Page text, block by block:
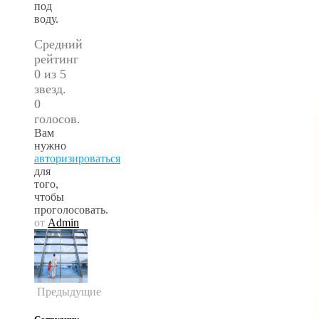
под
воду.
Средний
рейтинг
0 из 5
звезд.
0
голосов.
Вам
нужно
авторизироваться
для
того,
чтобы
проголосовать.
от Admin
Предыдущие